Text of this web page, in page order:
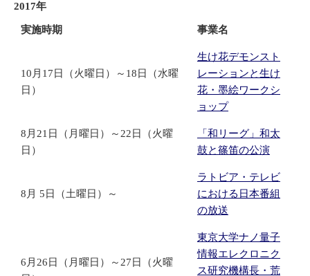
2017年
実施時期 事業名
10月17日（火曜日）～18日（水曜
日）
生け花デモンスト
レーションと生け
花・墨絵ワークシ
ョップ
8月21日（月曜日）～22日（火曜
日）
「和リーグ」和太
鼓と篠笛の公演
8月 5日（土曜日）～
ラトビア・テレビ
における日本番組
の放送
6月26日（月曜日）～27日（火曜
東京大学ナノ量子
情報エレクロニク
ス研究機構長・荒